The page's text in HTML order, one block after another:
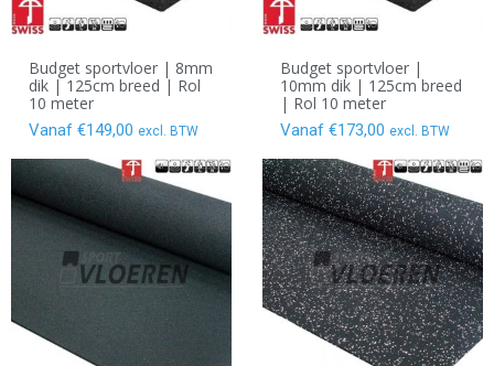
Budget sportvloer | 8mm
dik | 125cm breed | Rol
10 meter
Vanaf €149,00 excl. BTW
Budget sportvloer |
10mm dik | 125cm breed
| Rol 10 meter
Vanaf €173,00 excl. BTW